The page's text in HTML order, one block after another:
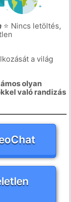
⭐ Nincs letöltés,
a világ
olyan
való randizás